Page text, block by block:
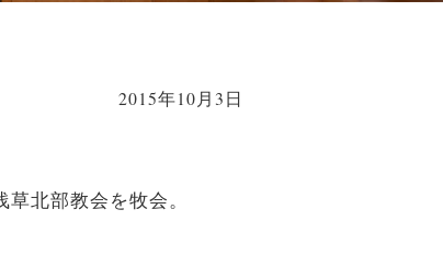
2015年10月3日
北部教会を牧会。